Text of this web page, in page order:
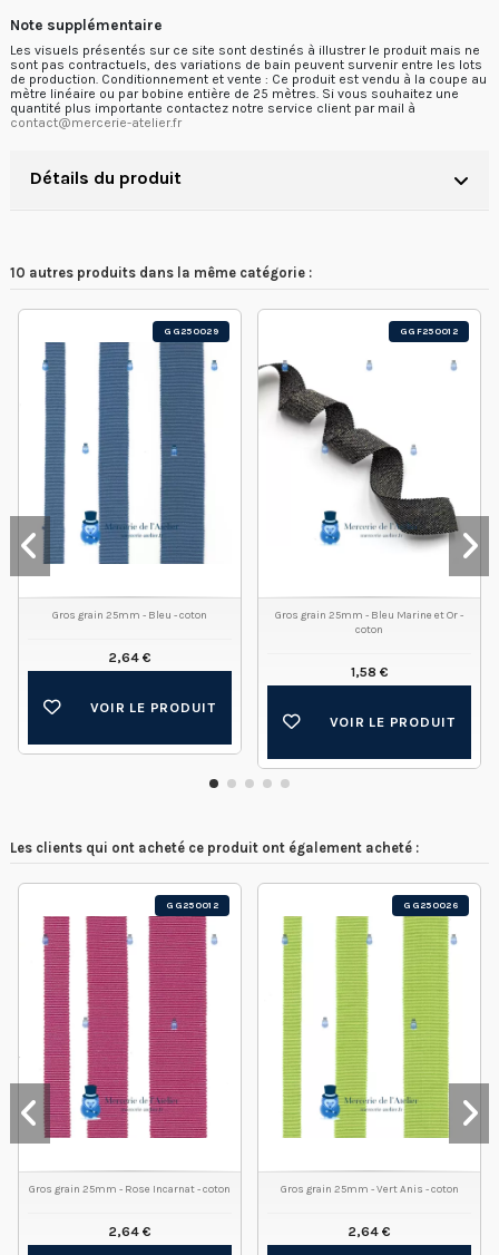
Note supplémentaire
Les visuels présentés sur ce site sont destinés à illustrer le produit mais ne
sont pas contractuels, des variations de bain peuvent survenir entre les lots
de production. Conditionnement et vente : Ce produit est vendu à la coupe au
mètre linéaire ou par bobine entière de 25 mètres. Si vous souhaitez une
quantité plus importante contactez notre service client par mail à
contact@mercerie-atelier.fr
Détails du produit
10 autres produits dans la même catégorie :
GG250029
Gros grain 25mm - Bleu - coton
2,64 €
VOIR LE PRODUIT
GGF250012
Gros grain 25mm - Bleu Marine et Or -
coton
1,58 €
VOIR LE PRODUIT
Les clients qui ont acheté ce produit ont également acheté :
GG250012
Gros grain 25mm - Rose Incarnat - coton
2,64 €
GG250026
Gros grain 25mm - Vert Anis - coton
2,64 €